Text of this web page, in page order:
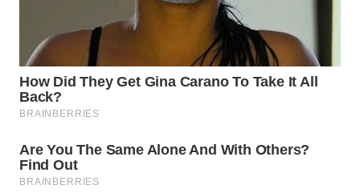
WN
TANJUNG
LESUNG
KARO
WN